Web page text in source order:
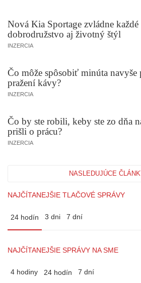
Nová Kia Sportage zvládne každé
dobrodružstvo aj životný štýl
INZERCIA
Čo môže spôsobiť minúta navyše
pražení kávy?
INZERCIA
Čo by ste robili, keby ste zo dňa
prišli o prácu?
INZERCIA
NASLEDUJÚCE
NAJČÍTANEJŠIE TLAČOVÉ SPRÁVY
24 hodín 3 dni 7 dní
NAJČÍTANEJŠIE SPRÁVY NA SME
4 hodiny 24 hodín 7 dní